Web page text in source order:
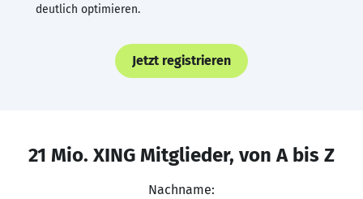
deutlich optimieren.
Jetzt registrieren
21 Mio. XING Mitglieder, von A bis Z
Nachname: